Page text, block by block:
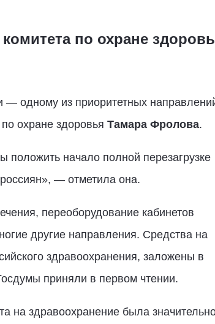
по охране
— одному из приоритетных
охране здоровья Тамара Фролова.
начало полной перезагрузке
— отметила она.
переоборудование кабинетов
другие направления. Средства на
здравоохранения, заложены в
приняли в первом чтении.
на здравоохранение была